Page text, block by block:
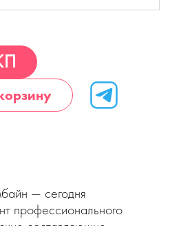
— сегодня
профессионального